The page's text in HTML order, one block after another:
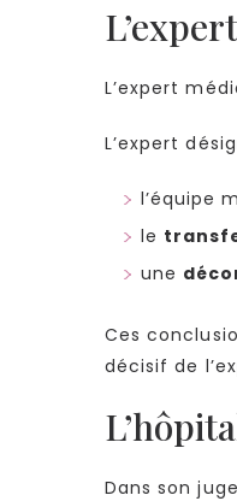
L’expert
L’expert
l’équipe
le
une
Ces
décisif de
Dans son